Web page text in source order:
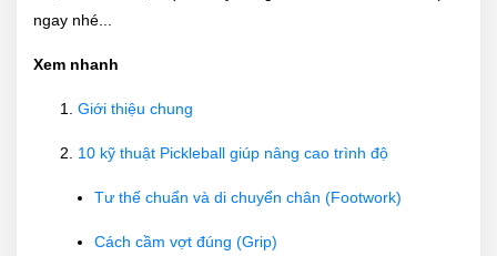
ngay nhé...
Xem nhanh
Giới thiệu chung
10 kỹ thuật Pickleball giúp nâng cao trình độ
Tư thế chuẩn và di chuyển chân (Footwork)
Cách cầm vợt đúng (Grip)